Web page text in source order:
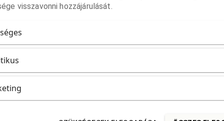
a Torinói Egyetem Paolo Santarcangeli-
tartott a Torinói Egyetem Paolo Santarcangeli-
Részletes program:
11. 28.
visszavonni hozzájárulását.